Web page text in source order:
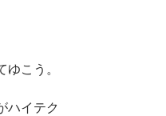
こう。
ハイテク